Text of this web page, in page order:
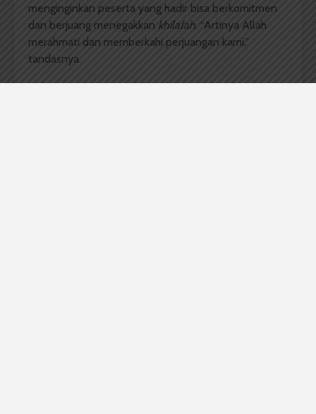
menginginkan peserta yang hadir bisa berkomitmen
dan berjuang menegakkan khilafah. “Artinya Allah
merahmati dan memberkahi perjuangan kami,”
tandasnya.
Dalam acara ini, sejumlah mahasiswa dan dosen